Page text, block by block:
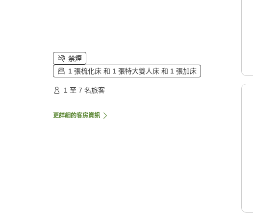
禁煙
1 張梳化床 和 1 張特大雙人床 和 1 張加床
1 至 7 名旅客
更詳細的客房資訊